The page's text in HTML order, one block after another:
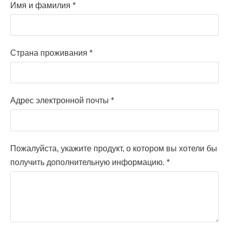
Имя и фамилия *
Страна проживания *
Адрес электронной почты *
Пожалуйста, укажите продукт, о котором вы хотели бы
получить дополнительную информацию. *